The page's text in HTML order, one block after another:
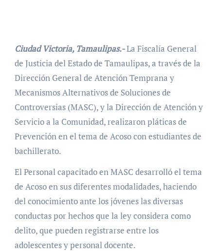
Ciudad Victoria, Tamaulipas.-La Fiscalía General
de Justicia del Estado de Tamaulipas, a través de la
Dirección General de Atención Temprana y
Mecanismos Alternativos de Soluciones de
Controversias (MASC), y la Dirección de Atención y
Servicio a la Comunidad, realizaron pláticas de
Prevención en el tema de Acoso con estudiantes de
bachillerato.
El Personal capacitado en MASC desarrolló el tema
de Acoso en sus diferentes modalidades, haciendo
del conocimiento ante los jóvenes las diversas
conductas por hechos que la ley considera como
delito, que pueden registrarse entre los
adolescentes y personal docente.